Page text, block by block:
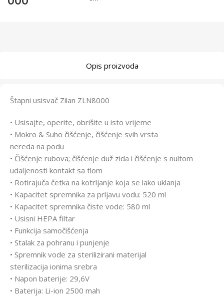
Opis proizvoda
Štapni usisvač Zilan ZLN8000
• Usisajte, operite, obrišite u isto vrijeme
• Mokro & Suho čišćenje, čišćenje svih vrsta
nereda na podu
• Čišćenje rubova; čišćenje duž zida i čišćenje s nultom
udaljenosti kontakt sa tlom
• Rotirajuča četka na kotrljanje koja se lako uklanja
• Kapacitet spremnika za prljavu vodu: 520 ml
• Kapacitet spremnika čiste vode: 580 ml
• Usisni HEPA filtar
• Funkcija samočišćenja
• Stalak za pohranu i punjenje
• Spremnik vode za sterilizirani materijal
sterilizacija ionima srebra
• Napon baterije: 29,6V
• Baterija: Li-ion 2500 mah